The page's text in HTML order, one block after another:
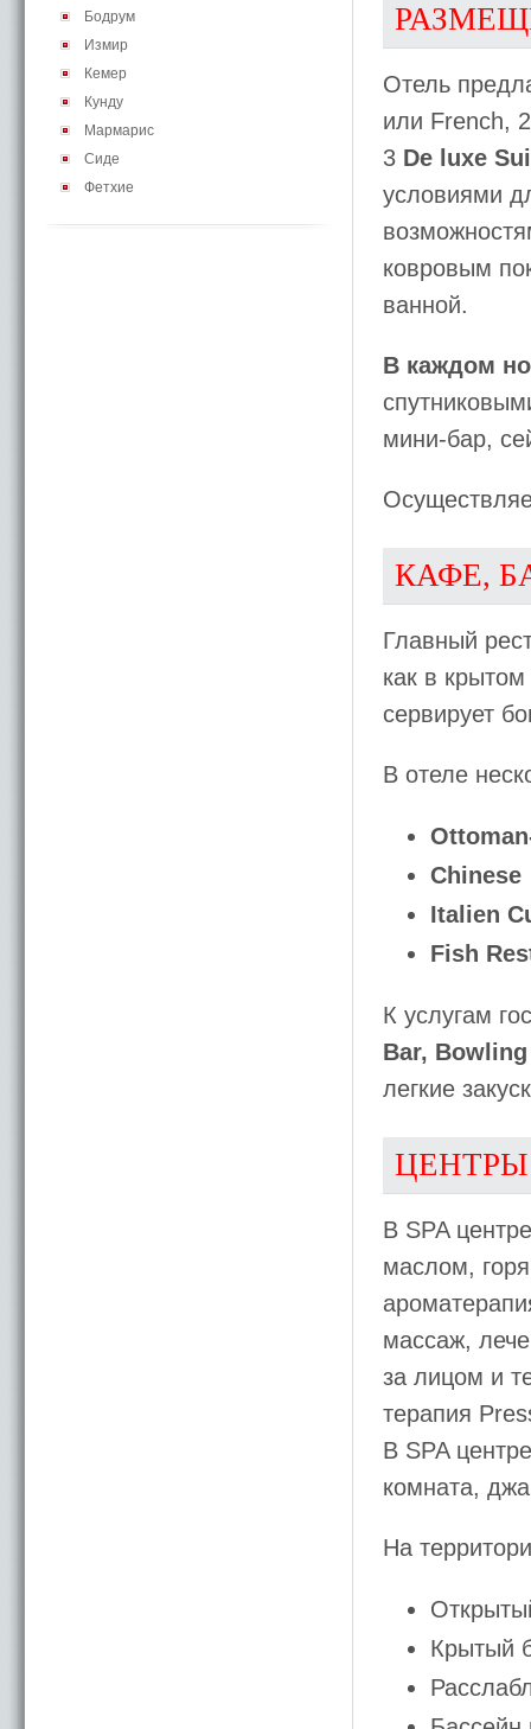
Бодрум
Измир
Кемер
Кунду
Мармарис
Сиде
Фетхие
Отель
или French,
3 De luxe
условиями
ковровым
ванной.
В каждом
мини-бар,
КАФЕ,
Главный
как в
сервирует
В отеле
Chinese
Italien
Fish
К услугам
Bar,
легкие
В SPA
маслом,
массаж,
за лицом и
терапия
В SPA
комната,
На
Крытый